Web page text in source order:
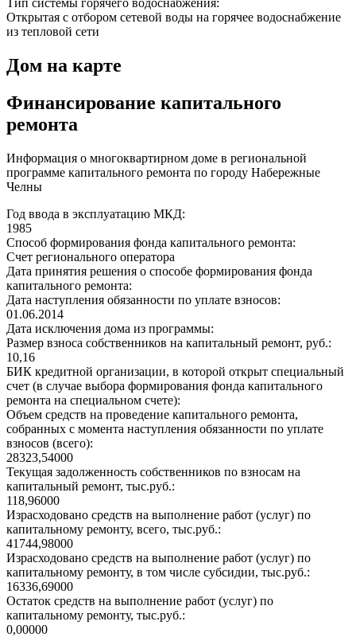
Тип системы горячего водоснабжения:
Открытая с отбором сетевой воды на горячее водоснабжение
из тепловой сети
Дом на карте
Финансирование капитального
ремонта
Информация о многоквартирном доме в региональной
программе капитального ремонта по городу Набережные
Челны
Год ввода в эксплуатацию МКД:
1985
Способ формирования фонда капитального ремонта:
Счет регионального оператора
Дата принятия решения о способе формирования фонда
капитального ремонта:
Дата наступления обязанности по уплате взносов:
01.06.2014
Дата исключения дома из программы:
Размер взноса собственников на капитальный ремонт, руб.:
10,16
БИК кредитной организации, в которой открыт специальный
счет (в случае выбора формирования фонда капитального
ремонта на специальном счете):
Объем средств на проведение капитального ремонта,
собранных с момента наступления обязанности по уплате
взносов (всего):
28323,54000
Текущая задолженность собственников по взносам на
капитальный ремонт, тыс.руб.:
118,96000
Израсходовано средств на выполнение работ (услуг) по
капитальному ремонту, всего, тыс.руб.:
41744,98000
Израсходовано средств на выполнение работ (услуг) по
капитальному ремонту, в том числе субсидии, тыс.руб.:
16336,69000
Остаток средств на выполнение работ (услуг) по
капитальному ремонту, тыс.руб.:
0,00000